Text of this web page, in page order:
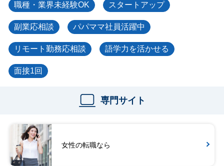
職種・業界未経験OK スタートアップ
副業応相談 パパママ社員活躍中
リモート勤務応相談 語学力を活かせる
面接1回
専門サイト
女性の転職なら